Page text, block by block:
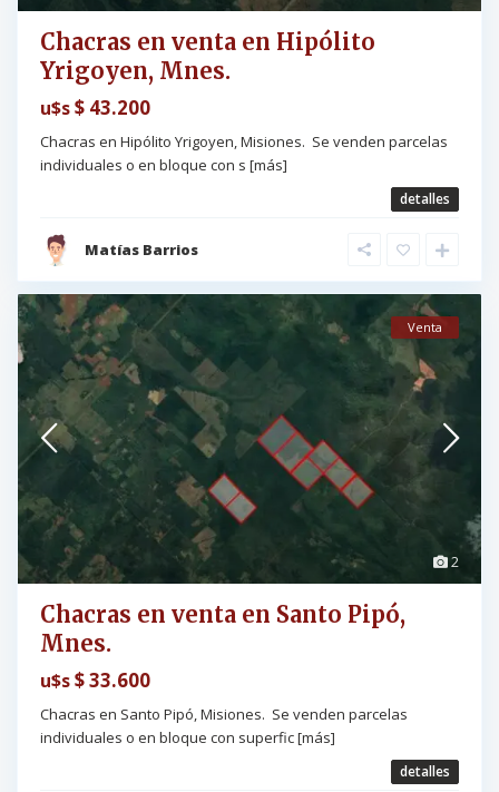
Chacras en venta en Hipólito
Yrigoyen, Mnes.
u$s$ 43.200
Chacras en Hipólito Yrigoyen, Misiones. Se venden parcelas
individuales o en bloque con s [más]
detalles
Matías Barrios
2
Venta
Chacras en venta en Santo Pipó,
Mnes.
u$s$ 33.600
Chacras en Santo Pipó, Misiones. Se venden parcelas
individuales o en bloque con superfic[más]
detalles